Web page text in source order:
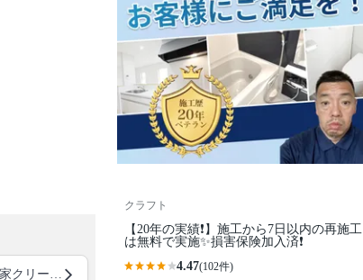
クラフト
【20年の実績❗️】施工から7日以内の再施工
は無料で実施✨損害保険加入済❗️
4.47(102件)